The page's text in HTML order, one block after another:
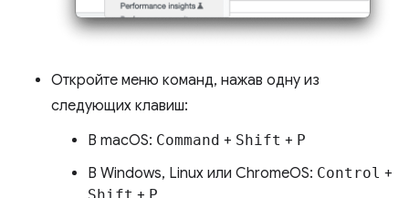
Откройте меню команд, нажав одну из
следующих клавиш:
В macOS: Command + Shift + P
В Windows, Linux или ChromeOS: Control +